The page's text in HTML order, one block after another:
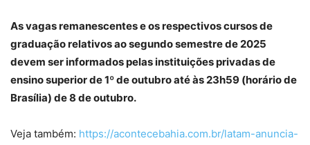
As vagas remanescentes e os respectivos cursos de
graduação relativos ao segundo semestre de 2025
devem ser informados pelas instituições privadas de
ensino superior de 1º de outubro até às 23h59 (horário de
Brasília) de 8 de outubro.
Veja também: https://acontecebahia.com.br/latam-anuncia-